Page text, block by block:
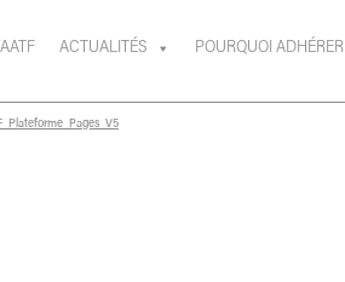
ACTUALITÉS POURQUOI ADHÉRER